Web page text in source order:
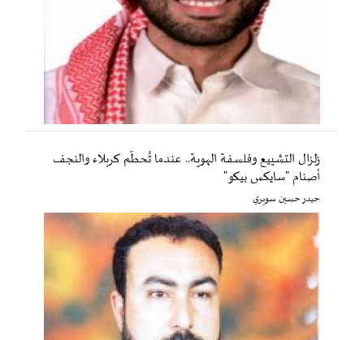
زلزال التشييع وفلسفة الهوية.. عندما تُحطّم كربلاء والنجف
أصنام "سايكس بيكو"
حيدر حسين سويري